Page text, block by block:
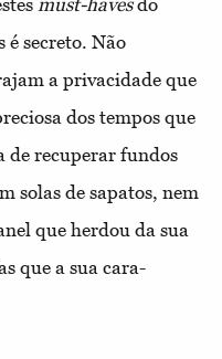
must-havesdo
secreto. Não
a privacidade que
dos tempos que
de recuperar fundos
solas de sapatos, nem
que herdou da sua
que a sua cara-